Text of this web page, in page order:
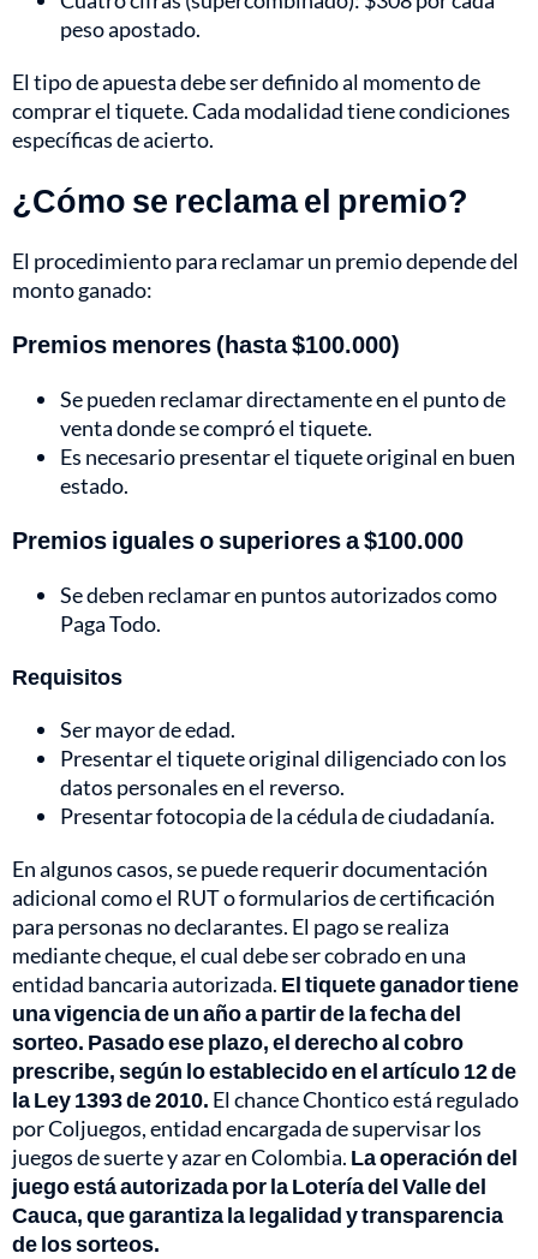
peso apostado.
El tipo de apuesta debe ser definido al momento de
comprar el tiquete. Cada modalidad tiene condiciones
específicas de acierto.
¿Cómo se reclama el premio?
El procedimiento para reclamar un premio depende del
monto ganado:
Premios menores (hasta $100.000)
Se pueden reclamar directamente en el punto de
venta donde se compró el tiquete.
Es necesario presentar el tiquete original en buen
estado.
Premios iguales o superiores a $100.000
Se deben reclamar en puntos autorizados como
Paga Todo.
Requisitos
Ser mayor de edad.
Presentar el tiquete original diligenciado con los
datos personales en el reverso.
Presentar fotocopia de la cédula de ciudadanía.
En algunos casos, se puede requerir documentación
adicional como el RUT o formularios de certificación
para personas no declarantes. El pago se realiza
mediante cheque, el cual debe ser cobrado en una
entidad bancaria autorizada. El tiquete ganador tiene
una vigencia de un año a partir de la fecha del
sorteo. Pasado ese plazo, el derecho al cobro
prescribe, según lo establecido en el artículo 12 de
la Ley 1393 de 2010. El chance Chontico está regulado
por Coljuegos, entidad encargada de supervisar los
juegos de suerte y azar en Colombia. La operación del
juego está autorizada por la Lotería del Valle del
Cauca, que garantiza la legalidad y transparencia
de los sorteos.